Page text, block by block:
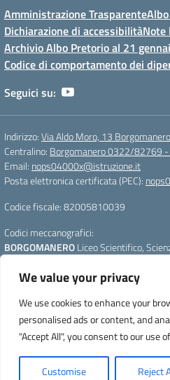
We value your privacy
We use cookies to enhance your
personalised ads or content, and
"Accept All", you consent to our use
Customise Reject
Amministrazione Trasparente
Dichiarazione di accessibilitàNote
Archivio Albo Pretorio al 21
Codice di comportamento dei
Seguici su:
Indirizzo:Via Aldo Moro, 13
Centralino: Borgomanero 0322/82769
Email: nops04000x@istruzione.it
Posta elettronica certificata (PEC):
Codice fiscale: 82005810039
Codici meccanografici:
BORGOMANEROLiceo Scientifico,
GOZZANOLiceo Linguistico e Scienze
pagina premere CTRL+F5